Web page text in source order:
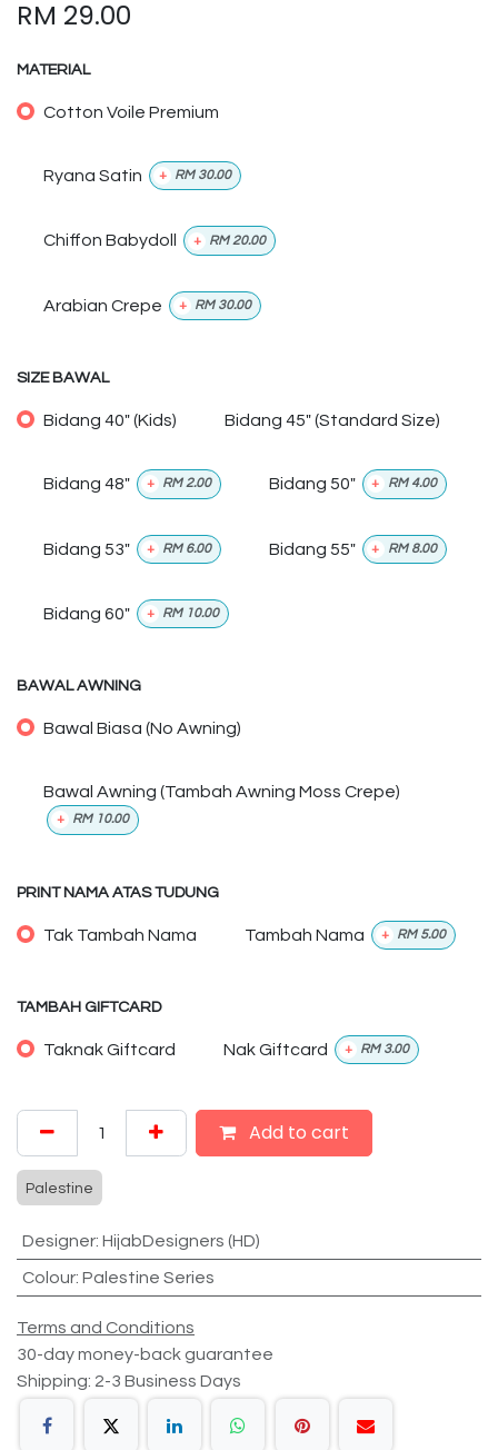
RM 29.00
MATERIAL
Cotton Voile Premium
Ryana Satin + RM 30.00
Chiffon Babydoll + RM 20.00
Arabian Crepe + RM 30.00
SIZE BAWAL
Bidang 40" (Kids) Bidang 45" (Standard Size)
Bidang 48" + RM2.00 Bidang 50" + RM 4.00
Bidang 53" + RM 6.00 Bidang 55" + RM 8.00
Bidang 60" + RM 10.00
BAWAL AWNING
Bawal Biasa (No Awning)
Bawal Awning (Tambah Awning Moss Crepe)
+ RM 10.00
PRINT NAMA ATAS TUDUNG
Tak Tambah Nama Tambah Nama + RM 5.00
TAMBAH GIFTCARD
Taknak Giftcard Nak Giftcard + RM 3.00
Add to cart
Palestine
Designer: HijabDesigners (HD)
Colour: Palestine Series
Terms and Conditions
30-day money-back guarantee
Shipping: 2-3 Business Days